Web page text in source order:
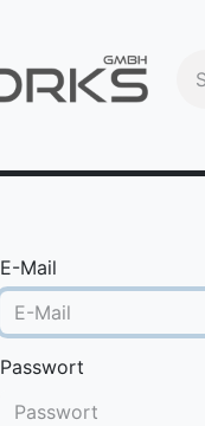
E-Mail
Passwort